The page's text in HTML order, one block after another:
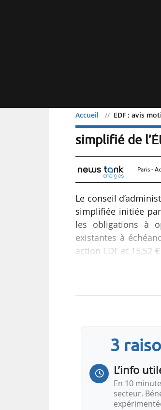
Accueil EDF : avis
EDF : avis
simplifié de
Paris -
Le conseil
simplifiée initiée
les obligations à
existantes à
action EDF et 15,52
recommande aux
3
L’info
En 10
secteur.